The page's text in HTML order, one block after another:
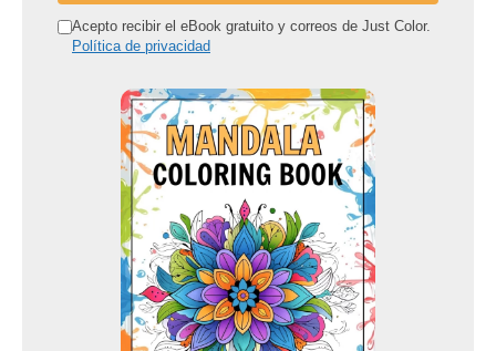
r Acepto recibir el eBook gratuito y correos de Just Color.
Política de privacidad